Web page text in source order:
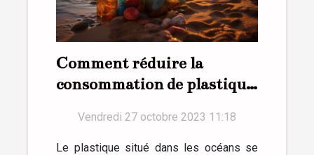
Comment réduire la
consommation de plastique
Vendredi 27 octobre 2023 11:18
Le plastique situé dans les océans se